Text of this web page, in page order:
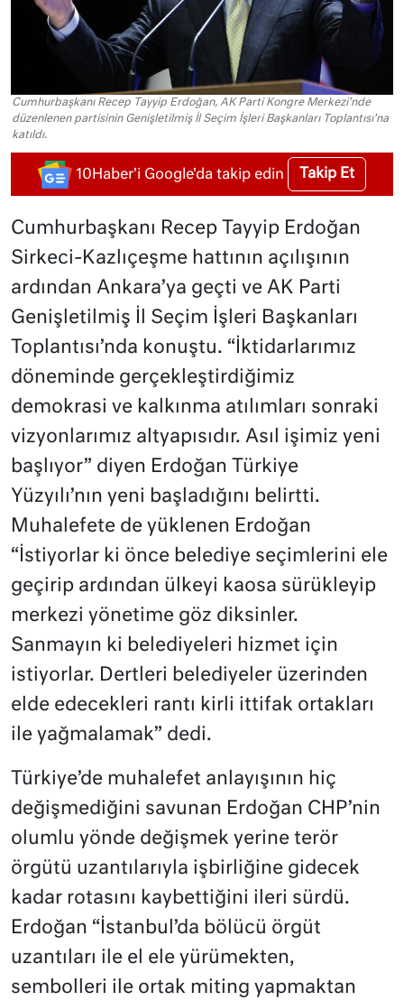
Cumhurbaşkanı Recep Tayyip Erdoğan, AK Parti Kongre Merkezi'nde
düzenlenen partisinin Genişletilmiş İl Seçim İşleri Başkanları Toplantısı'na
katıldı.
10Haber'i Google'da takip edin Takip Et
Cumhurbaşkanı Recep Tayyip Erdoğan
Sirkeci-Kazlıçeşme hattının açılışının
ardından Ankara’ya geçti ve AK Parti
Genişletilmiş İl Seçim İşleri Başkanları
Toplantısı’nda konuştu. “İktidarlarımız
döneminde gerçekleştirdiğimiz
demokrasi ve kalkınma atılımları sonraki
vizyonlarımız altyapısıdır. Asıl işimiz yeni
başlıyor” diyen Erdoğan Türkiye
Yüzyılı’nın yeni başladığını belirtti.
Muhalefete de yüklenen Erdoğan
“İstiyorlar ki önce belediye seçimlerini ele
geçirip ardından ülkeyi kaosa sürükleyip
merkezi yönetime göz diksinler.
Sanmayın ki belediyeleri hizmet için
istiyorlar. Dertleri belediyeler üzerinden
elde edecekleri rantı kirli ittifak ortakları
ile yağmalamak” dedi.
Türkiye’de muhalefet anlayışının hiç
değişmediğini savunan Erdoğan CHP’nin
olumlu yönde değişmek yerine terör
örgütü uzantılarıyla işbirliğine gidecek
kadar rotasını kaybettiğini ileri sürdü.
Erdoğan “İstanbul’da bölücü örgüt
uzantıları ile el ele yürümekten,
sembolleri ile ortak miting yapmaktan